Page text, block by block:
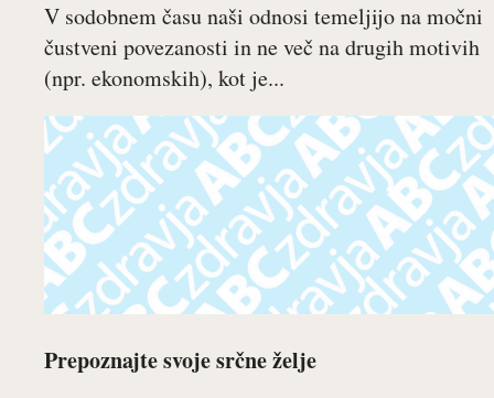
V sodobnem času naši odnosi temeljijo na močni
čustveni povezanosti in ne več na drugih motivih
(npr. ekonomskih), kot je...
Prepoznajte svoje srčne želje